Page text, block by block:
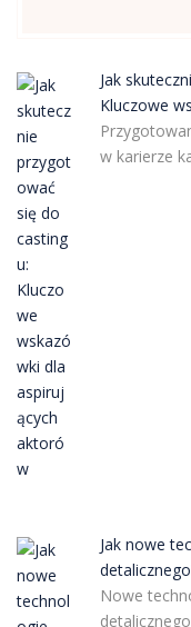
Jak
Kluczowe
w karierze
Jak nowe
Nowe